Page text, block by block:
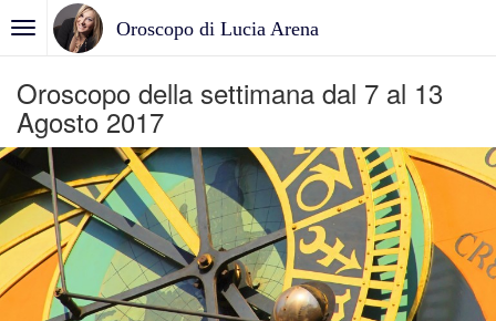
Oroscopo di Lucia Arena
Oroscopo della settimana dal 7 al 13
Agosto 2017